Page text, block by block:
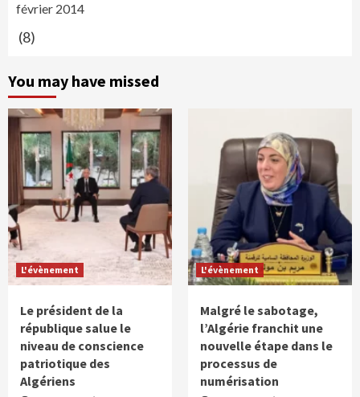
février 2014
(8)
You may have missed
L'évènement
Le président de la
république salue le
niveau de conscience
patriotique des
Algériens
L'évènement
Malgré le sabotage,
l’Algérie franchit une
nouvelle étape dans le
processus de
numérisation